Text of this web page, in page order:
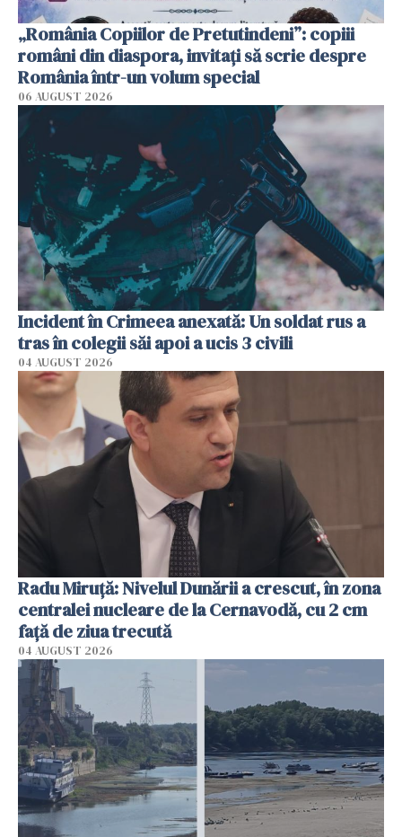
„România Copiilor de Pretutindeni”: copiii
români din diaspora, invitați să scrie despre
România într-un volum special
06 AUGUST 2026
Incident în Crimeea anexată: Un soldat rus a
tras în colegii săi apoi a ucis 3 civili
04 AUGUST 2026
Radu Miruţă: Nivelul Dunării a crescut, în zona
centralei nucleare de la Cernavodă, cu 2 cm
faţă de ziua trecută
04 AUGUST 2026